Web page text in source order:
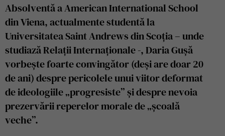
Absolventă a American International School
din Viena, actualmente studentă la
Universitatea Saint Andrews din Scoția – unde
studiază Relații Internaționale -, Daria Gușă
vorbește foarte convingător (deși are doar 20
de ani) despre pericolele unui viitor deformat
de ideologiile „progresiste” și despre nevoia
prezervării reperelor morale de „școală
veche”.